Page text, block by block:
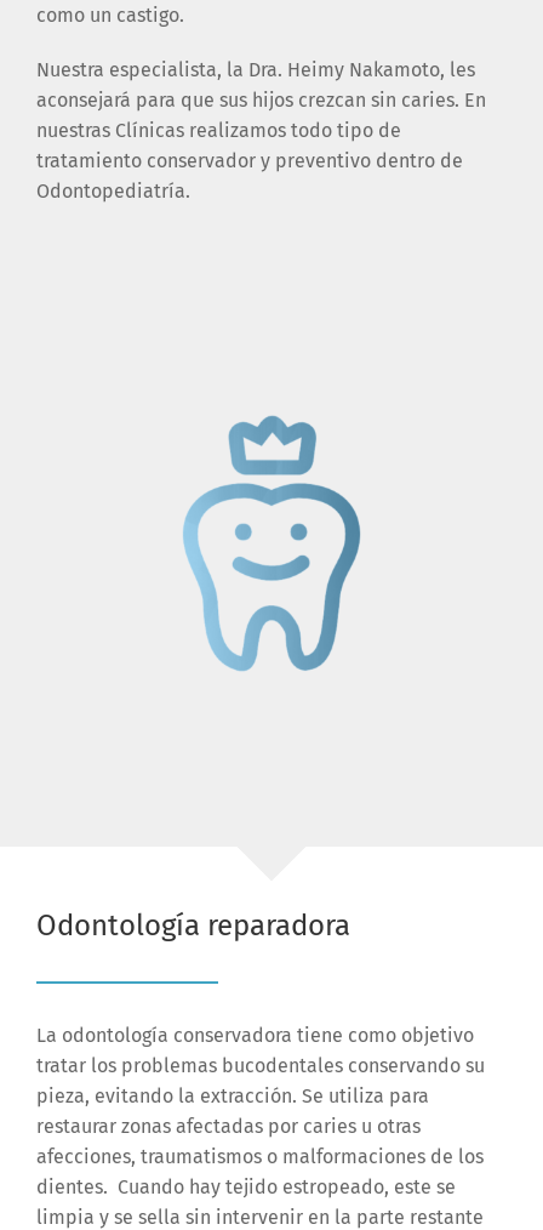
como un castigo.
Nuestra especialista, la Dra. Heimy Nakamoto, les
aconsejará para que sus hijos crezcan sin caries. En
nuestras Clínicas realizamos todo tipo de
tratamiento conservador y preventivo dentro de
Odontopediatría.
Odontología reparadora
La odontología conservadora tiene como objetivo
tratar los problemas bucodentales conservando su
pieza, evitando la extracción. Se utiliza para
restaurar zonas afectadas por caries u otras
afecciones, traumatismos o malformaciones de los
dientes. Cuando hay tejido estropeado, este se
limpia y se sella sin intervenir en la parte restante